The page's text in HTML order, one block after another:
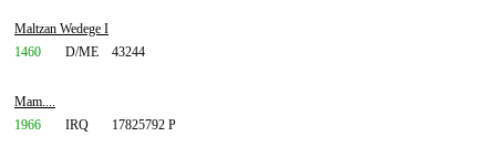
Maltzan Wedege I
1460
D/ME 43244
Mam....
1966
IRQ 17825792 P